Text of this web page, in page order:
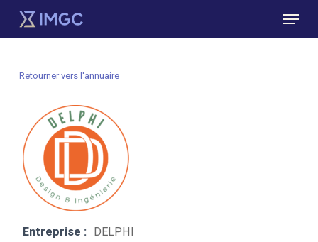
Skip
Menu
Retourner vers l'annuaire
Entreprise : DELPHI